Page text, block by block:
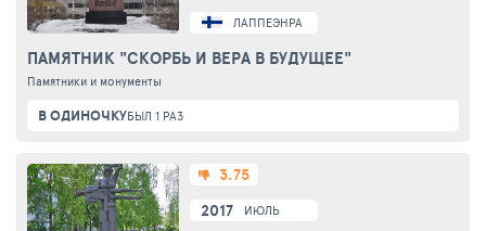
ЛАППЕЭНРАНТА
ПАМЯТНИК "СКОРБЬ И ВЕРА В БУДУЩЕЕ"
Памятники и монументы
В ОДИНОЧКУБЫЛ 1 РАЗ
2017 ИЮЛЬ
3.75